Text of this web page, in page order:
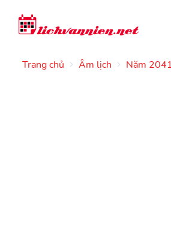
Trang chủ Âm lịch Năm